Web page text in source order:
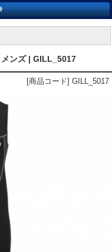
ンズ | GILL_5017
[商品コード] GILL_5017